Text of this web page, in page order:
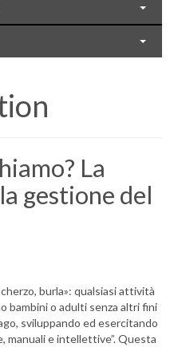
La
gestione del
burla»: qualsiasi attività
bambini o adulti senza altri fini
sviluppando ed esercitando
manuali e intellettive”. Questa